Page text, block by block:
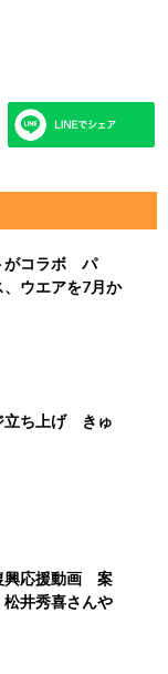
がコラボ パ
、ウエアを7月か
立ち上げ きゅ
興応援動画 案
井秀喜さんや